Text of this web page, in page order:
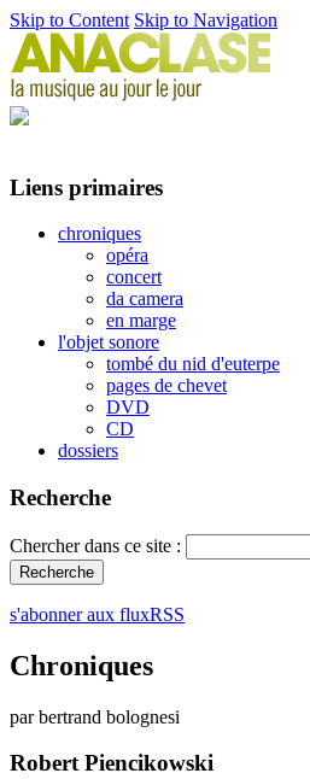
Skip to Content Skip to Navigation
Liens primaires
chroniques
opéra
concert
da camera
en marge
l'objet sonore
tombé du nid d'euterpe
pages de chevet
DVD
CD
dossiers
Recherche
Chercher dans ce site :
s'abonner aux fluxRSS
Chroniques
par bertrand bolognesi
Robert Piencikowski